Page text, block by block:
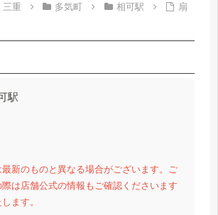
三重 多気町 相可駅
扇
駅
新のものと異なる場合がございます。ご
は店舗公式の情報もご確認くださいます
ます。